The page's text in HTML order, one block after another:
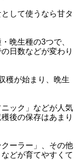
して使うなら甘タ
晩生種の3つで、
日数などが変わり
穫が始まり、晩生
ック」などが人気
後の保存はあまり
ーラー」、その他
どが育てやすくて